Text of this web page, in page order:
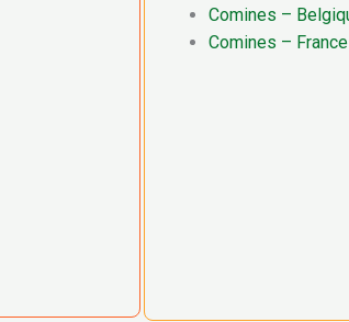
Comines –
Comines – France